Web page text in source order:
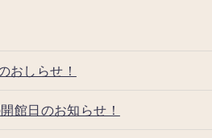
おしらせ！
館日のお知らせ！